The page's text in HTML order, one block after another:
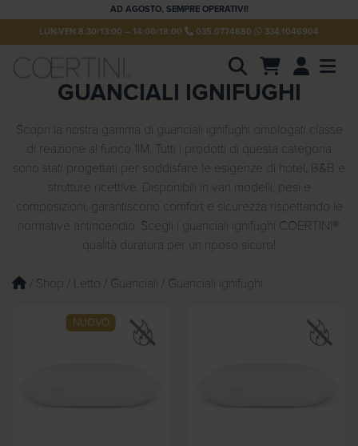
AD AGOSTO, SEMPRE OPERATIVI!
LUN-VEN 8:30/13:00 – 14:00/18:00 035.0774680 334.1046904
Account
d
t
e
GUANCIALI IGNIFUGHI
Scopri la nostra gamma di guanciali ignifughi omologati classe
di reazione al fuoco 1IM. Tutti i prodotti di questa categoria
sono stati progettati per soddisfare le esigenze di hotel, B&B e
strutture ricettive. Disponibili in vari modelli, pesi e
composizioni, garantiscono comfort e sicurezza rispettando le
normative antincendio. Scegli i guanciali ignifughi COERTINI®:
qualità duratura per un riposo sicuro!
/ Shop / Letto / Guanciali / Guanciali ignifughi
NUOVO